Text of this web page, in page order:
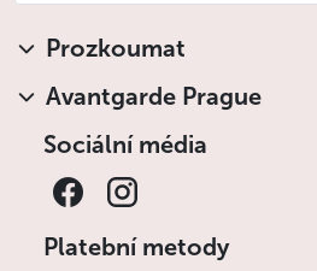
Prozkoumat
Avantgarde Prague
Sociální média
Platební metody